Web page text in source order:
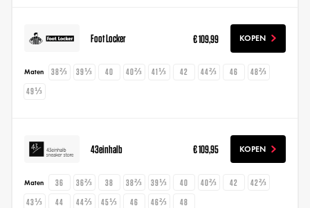
Foot Locker € 109,99 KOPEN
Maten 38⅔ 39⅓ 40 40⅔ 41⅓ 42 44⅔ 46
48⅔
49⅓
43einhalb € 109,95 KOPEN
Maten 36 36⅔ 38 38⅔ 39⅓ 40 40⅔ 42
42⅔
43⅓
44 44⅔ 45⅓ 46 46⅔ 48